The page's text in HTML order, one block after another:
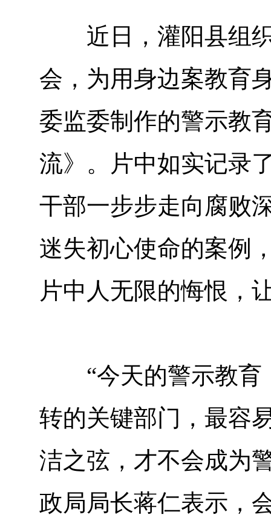
近日，灌阳县组织
会，为用身边案教育
委监委制作的警示教
流》。片中如实记录
干部一步步走向腐败
迷失初心使命的案例
片中人无限的悔恨，
“今天的警示教育
转的关键部门，最容
洁之弦，才不会成为
政局局长蒋仁表示，